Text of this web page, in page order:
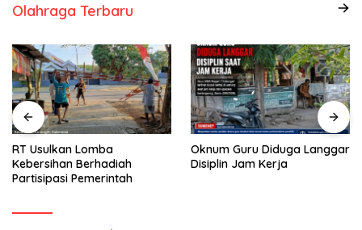
Olahraga Terbaru
RT Usulkan Lomba
Kebersihan Berhadiah
Partisipasi Pemerintah
Oknum Guru Diduga Langgar
Disiplin Jam Kerja